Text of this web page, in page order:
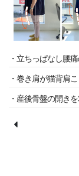
・立ちっぱなし腰
・巻き肩が猫背肩
・産後骨盤の開き